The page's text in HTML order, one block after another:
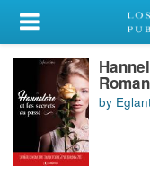
My Account
Library Card
Sign In
Search
by